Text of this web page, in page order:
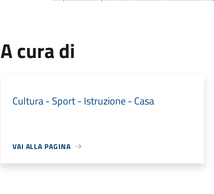
A cura di
Cultura - Sport - Istruzione - Casa
VAI ALLA PAGINA